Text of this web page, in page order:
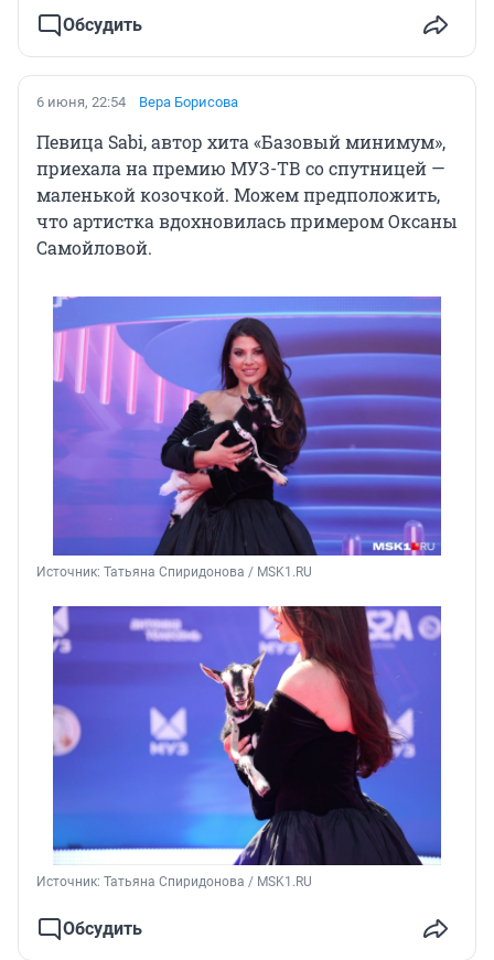
Обсудить
6 июня, 22:54 Вера Борисова
Певица Sabi, автор хита «Базовый минимум»,
приехала на премию МУЗ-ТВ со спутницей —
маленькой козочкой. Можем предположить,
что артистка вдохновилась примером Оксаны
Самойловой.
Источник: Татьяна Спиридонова / MSK1.RU
Источник: Татьяна Спиридонова / MSK1.RU
Обсудить